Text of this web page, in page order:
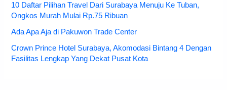
10 Daftar Pilihan Travel Dari Surabaya Menuju Ke Tuban,
Ongkos Murah Mulai Rp.75 Ribuan
Ada Apa Aja di Pakuwon Trade Center
Crown Prince Hotel Surabaya, Akomodasi Bintang 4 Dengan
Fasilitas Lengkap Yang Dekat Pusat Kota